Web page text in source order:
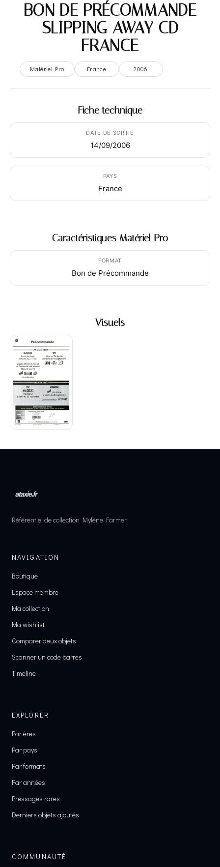
BON DE PRÉCOMMANDE
– SLIPPING AWAY CD –
FRANCE
Matériel Pro France 2006
Fiche technique
DATE DE SORTIE
14/09/2006
PAYS
France
Caractéristiques Matériel Pro
FORMAT
Bon de Précommande
Visuels
Référentiel de collection Mylène Farmer.
NAVIGATION
Boutique
Espace membre
Ma collection
Ma wishlist
Comparer deux objets
Scanner un code barres
Timeline
EXPLORER
Par ères
Par pays
Par formats
Par années
Pressages rares
Derniers objets ajoutés
COMMUNAUTÉ